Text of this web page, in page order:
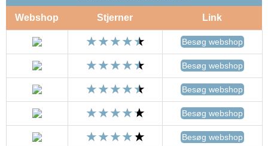
Webshop Stjerner Link
Besøg webshop
Besøg webshop
Besøg webshop
Besøg webshop
Besøg webshop